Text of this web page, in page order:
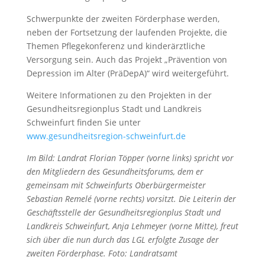
Schwerpunkte der zweiten Förderphase werden,
neben der Fortsetzung der laufenden Projekte, die
Themen Pflegekonferenz und kinderärztliche
Versorgung sein. Auch das Projekt „Prävention von
Depression im Alter (PräDepA)“ wird weitergeführt.
Weitere Informationen zu den Projekten in der
Gesundheitsregionplus Stadt und Landkreis
Schweinfurt finden Sie unter
www.gesundheitsregion-schweinfurt.de
Im Bild: Landrat Florian Töpper (vorne links) spricht vor
den Mitgliedern des Gesundheitsforums, dem er
gemeinsam mit Schweinfurts Oberbürgermeister
Sebastian Remelé (vorne rechts) vorsitzt. Die Leiterin der
Geschäftsstelle der Gesundheitsregionplus Stadt und
Landkreis Schweinfurt, Anja Lehmeyer (vorne Mitte), freut
sich über die nun durch das LGL erfolgte Zusage der
zweiten Förderphase. Foto: Landratsamt